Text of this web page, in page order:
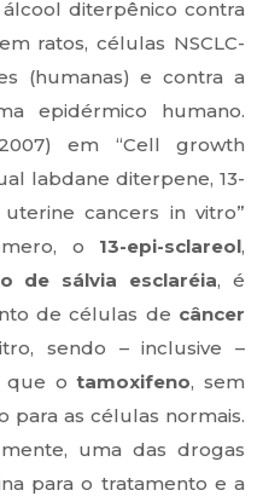
diterpênico contra
ratos, células NSCLC-
(humanas) e contra a
epidérmico humano.
em “Cell growth
labdane diterpene, 13-
cancers in vitro”
o 13-epi-sclareol,
de sálvia esclaréia, é
de células de câncer
sendo – inclusive –
que otamoxifeno, sem
as células normais.
uma das drogas
para o tratamento e a